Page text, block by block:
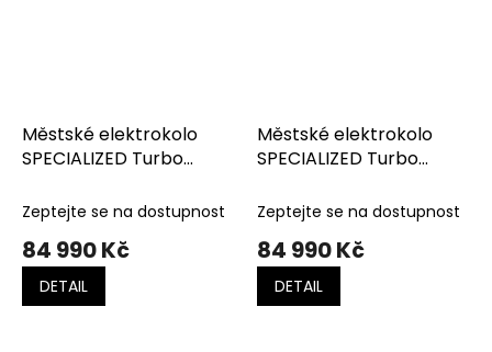
Městské elektrokolo
SPECIALIZED Turbo
Dolomite Metallic / Satin
Zeptejte se na dostupnost
84 990 Kč
DETAIL
Městské elektrokolo
SPECIALIZED Turbo
Dark Navy / Satin Silver
Zeptejte se na dostupnost
84 990 Kč
DETAIL